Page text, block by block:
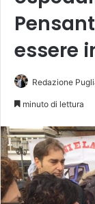
essere
Redazione
minuto di lettura